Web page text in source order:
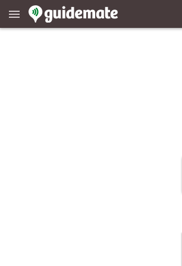
menu